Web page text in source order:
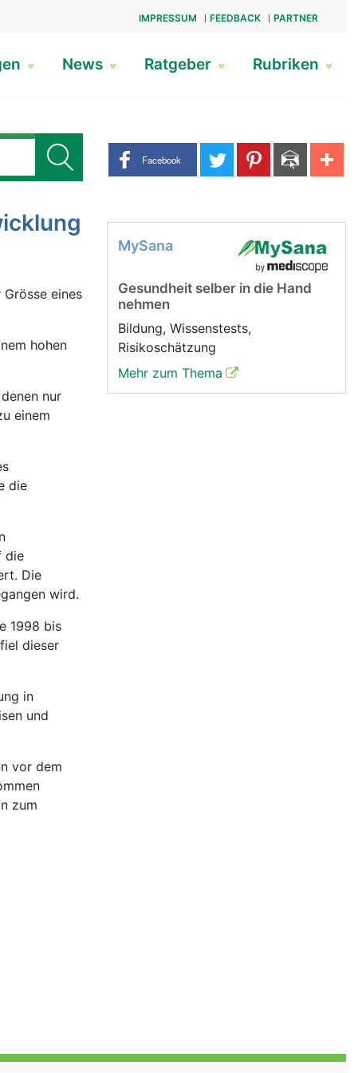
IMPRESSUM FEEDBACK PARTNER
News Ratgeber Rubriken
Share buttons
Facebook
eines
hohen
nur
einem
die
die
Die
wird.
1998 bis
dieser
in
und
vor dem
zum
MySana
Gesundheit selber in die Hand
nehmen
Bildung, Wissenstests,
Risikoschätzung
Mehr zum Thema